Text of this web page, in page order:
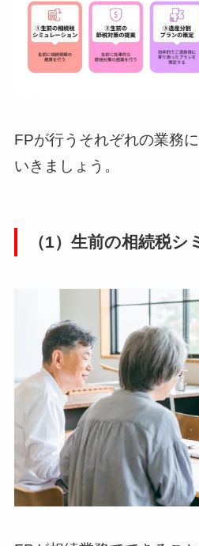
FPが行うそれぞれの業務
いきましょう。
（1）生前の相続税